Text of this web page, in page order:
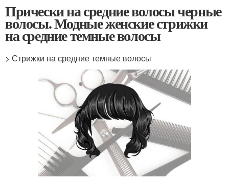
Прически на средние волосы черные
волосы. Модные женские стрижки
на средние темные волосы
> Стрижки на средние темные волосы